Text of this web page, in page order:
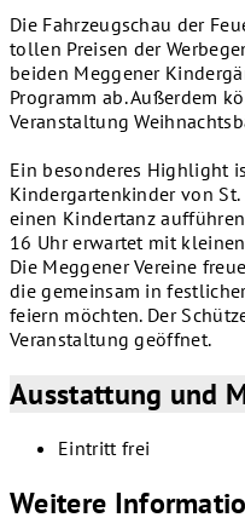
Die Fahrzeugschau der
tollen Preisen der
beiden Meggener
Programm ab. Außerdem
Veranstaltung
Ein besonderes Highlight
Kindergartenkinder von
einen Kindertanz
16 Uhr erwartet mit
Die Meggener Vereine
die gemeinsam in
feiern möchten. Der
Veranstaltung geöffnet.
Ausstattung und
Eintritt frei
Weitere